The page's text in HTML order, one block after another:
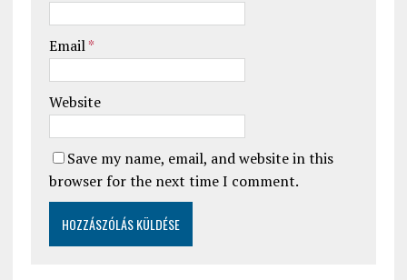
Email*
Website
Save my name, email, and website in this
browser for the next time I comment.